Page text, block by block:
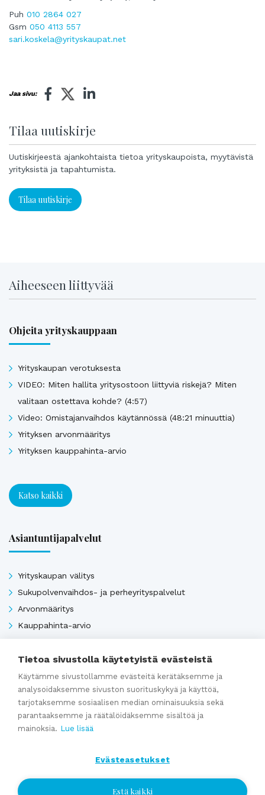
Puh 010 2864 027
Gsm 050 4113 557
sari.koskela@yrityskaupat.net
Jaa sivu:
Tilaa uutiskirje
Uutiskirjeestä ajankohtaista tietoa yrityskaupoista, myytävistä
yrityksistä ja tapahtumista.
Tilaa uutiskirje
Aiheeseen liittyvää
Ohjeita yrityskauppaan
Yrityskaupan verotuksesta
VIDEO: Miten hallita yritysostoon liittyviä riskejä? Miten
valitaan ostettava kohde? (4:57)
Video: Omistajanvaihdos käytännössä (48:21 minuuttia)
Yrityksen arvonmääritys
Yrityksen kauppahinta-arvio
Katso kaikki
Asiantuntijapalvelut
Yrityskaupan välitys
Sukupolvenvaihdos- ja perheyrityspalvelut
Arvonmääritys
Kauppahinta-arvio
Katso kaikki
Ajankohtaista
Webinaaritallenne: Onko yrityksesi myyntikunnossa? Näin
valmistaudut yrityskauppaan ajoissa
Tietoa sivustolla käytetyistä evästeistä
Käytämme sivustollamme evästeitä kerätäksemme ja
analysoidaksemme sivuston suorituskykyä ja käyttöä,
tarjotaksemme sosiaalisen median ominaisuuksia sekä
parantaaksemme ja räätälöidäksemme sisältöä ja
mainoksia. Lue lisää
Evästeasetukset
Estä kaikki